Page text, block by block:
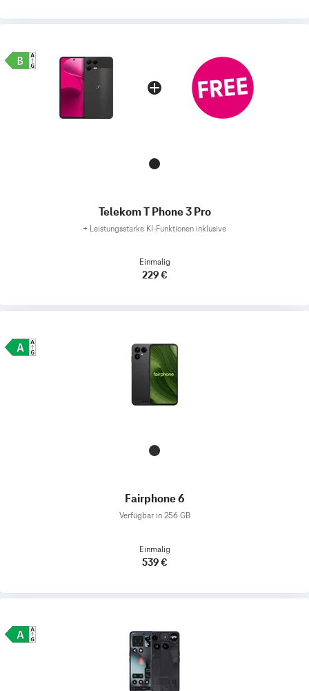
Telekom T Phone 3 Pro
+ Leistungsstarke KI-Funktionen inklusive
Einmalig
229 €
Fairphone 6
Verfügbar in 256 GB
Einmalig
539 €